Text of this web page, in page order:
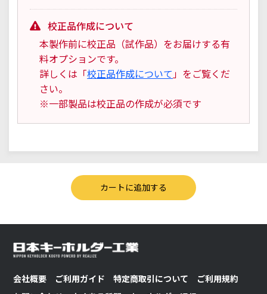
校正品作成について
本製作前に校正品（試作品）をお届けする有
料オプションです。
詳しくは「校正品作成について 」をご覧くだ
さい。
※一部製品は校正品の作成が必須です
会社概要 ご利用ガイド 特定商取引について
ご利用規約